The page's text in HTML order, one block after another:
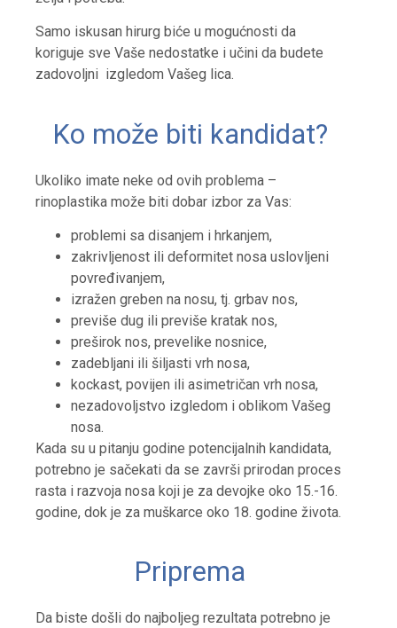
Samo iskusan hirurg biće u mogućnosti da
koriguje sve Vaše nedostatke i učini da budete
zadovoljni izgledom Vašeg lica.
Ko može biti kandidat?
Ukoliko imate neke od ovih problema –
rinoplastika može biti dobar izbor za Vas:
problemi sa disanjem i hrkanjem,
zakrivljenost ili deformitet nosa uslovljeni
povređivanjem,
izražen greben na nosu, tj. grbav nos,
previše dug ili previše kratak nos,
preširok nos, prevelike nosnice,
zadebljani ili šiljasti vrh nosa,
kockast, povijen ili asimetričan vrh nosa,
nezadovoljstvo izgledom i oblikom Vašeg
nosa.
Kada su u pitanju godine potencijalnih kandidata,
potrebno je sačekati da se završi prirodan proces
rasta i razvoja nosa koji je za devojke oko 15.-16.
godine, dok je za muškarce oko 18. godine života.
Priprema
Da biste došli do najboljeg rezultata potrebno je